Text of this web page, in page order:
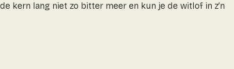
kern lang niet zo bitter meer en kun je de witlof in z’n